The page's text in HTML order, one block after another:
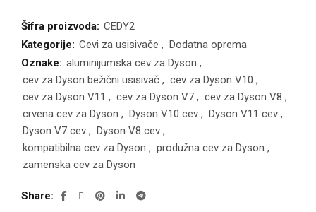
Šifra proizvoda: CEDY2
Kategorije: Cevi za usisivače , Dodatna oprema
Oznake: aluminijumska cev za Dyson ,
cev za Dyson bežični usisivač , cev za Dyson V10 ,
cev za Dyson V11 , cev za Dyson V7 , cev za Dyson V8 ,
crvena cev za Dyson , Dyson V10 cev , Dyson V11 cev ,
Dyson V7 cev , Dyson V8 cev ,
kompatibilna cev za Dyson , produžna cev za Dyson ,
zamenska cev za Dyson
Share